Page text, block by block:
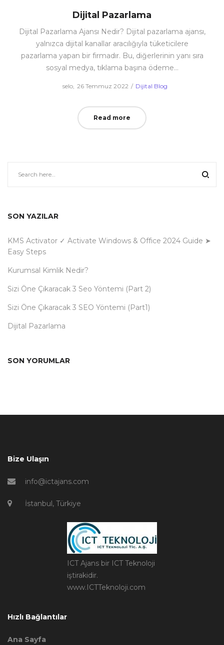
Dijital Pazarlama
Dijital Pazarlama Ajansı Nedir? Dijital pazarlama ajansı,
yalnızca dijital kanallar aracılığıyla tüketicilere
pazarlama yapan bir firmadır. Bu, diğerlerinin yanı sıra
sosyal medya, tıklama başına ödeme…
byselo Posted
26 Temmuz 2022
Posted
Dijital Blog
Read more
SON YAZILAR
KMS Activator ✓ Activate Windows & Office 2024 Guide ➤
Easy Steps
Kurumsal Kimlik Nedir?
Sizi Öne Çıkaracak 3 Seo Yöntemi (Part 2)
Sizi Öne Çıkaracak 3 SEO Yöntemi (Part1)
Dijital Pazarlama
SON YORUMLAR
Bize Ulaşın
info@ictajans.com
İstanbul, Türkiye
ICT Ajans bir ICT Teknoloji
iştirakidir.
www.ICTTeknoloji.com
Hızlı Bağlantılar
Ana Sayfa